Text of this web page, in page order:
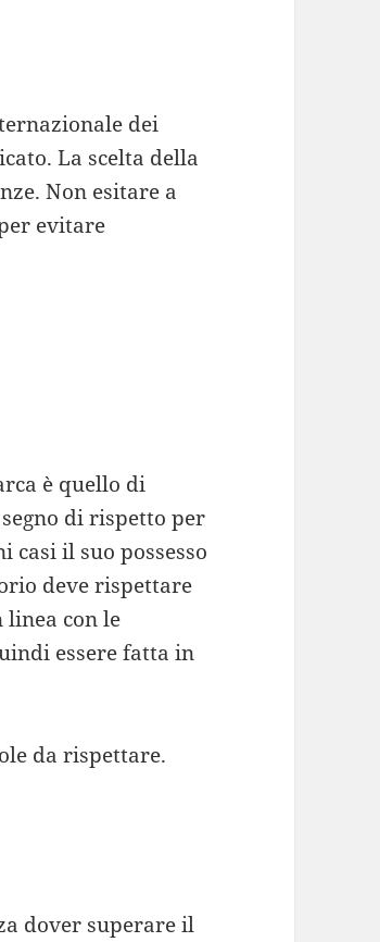
dei
La scelta della
Non esitare a
evitare
è quello di
di rispetto per
casi il suo possesso
deve rispettare
linea con le
essere fatta in
da rispettare.
dover superare il